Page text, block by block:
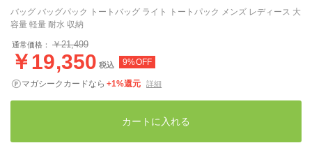
バッグ バッグパック トートバッグ ライト トートパック メンズ レディース 大
容量 軽量 耐水 収納
通常価格： ￥21,499
￥19,350 税込 9%OFF
マガシークカードなら +1%還元 詳細
カートに入れる